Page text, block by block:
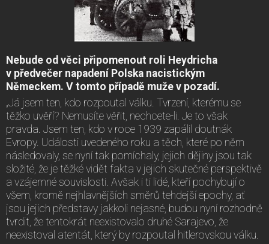
Nebude od věci připomenout roli Heydricha
v předvečer napadení Polska nacistickým
Německem. V tomto případě muže v pozadí.
„Já jsem ten, kdo rozpoutal válku. Tvrzení, kterému se
těžko uvěří? Nemusíte věřit, nechcete-li. Je to však
pravda. Jsem ten, kdo v roce 1939 zapálil doutnák
Evropy. Události uvedeného roku a těch, které po něm
následovaly, se nyní tak pomíchaly, jejich dějiny jsou tak
složité, že je těžké vidět fakta v jejich skutečné perspektivě
a vzájemné souvislosti. Avšak i ti lidé, kteří pochybují o
všem, kromě nejhlavnějších směrů tehdejší epochy, ať
jsou jejich představy jakkoli nejasné, budou nyní rozhodně
tvrdit, že tentokrát neexistovalo druhé Sarajevo, že
neexistoval atentát, který by rozpoutal hitlerovskou válku.